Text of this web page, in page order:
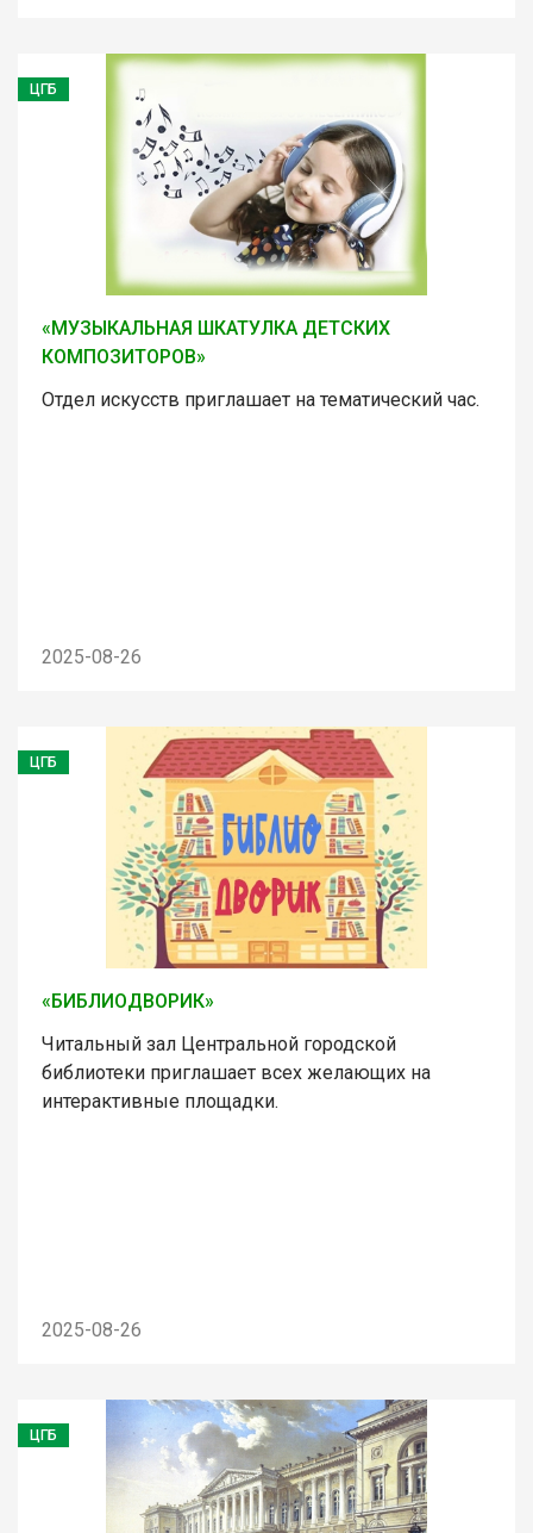
ЦГБ
«МУЗЫКАЛЬНАЯ ШКАТУЛКА ДЕТСКИХ
КОМПОЗИТОРОВ»
Отдел искусств приглашает на тематический час.
2025-08-26
ЦГБ
«БИБЛИОДВОРИК»
Читальный зал Центральной городской
библиотеки приглашает всех желающих на
интерактивные площадки.
2025-08-26
ЦГБ